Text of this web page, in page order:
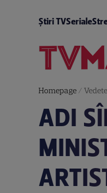
Știri TVSeriale
Homepage/
ADI